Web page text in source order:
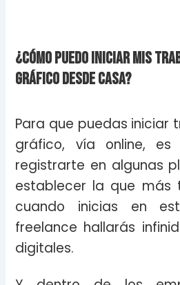
¿Cómo puedo iniciar mis
gráfico desde casa?
Para que puedas iniciar
gráfico, vía online, es
registrarte en algunas
establecer la que más
cuando inicias en
freelance hallarás
digitales.